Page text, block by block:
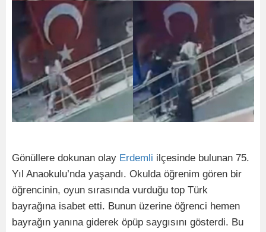
Gönüllere dokunan olay Erdemli ilçesinde bulunan 75.
Yıl Anaokulu’nda yaşandı. Okulda öğrenim gören bir
öğrencinin, oyun sırasında vurduğu top Türk
bayrağına isabet etti. Bunun üzerine öğrenci hemen
bayrağın yanına giderek öpüp saygısını gösterdi. Bu